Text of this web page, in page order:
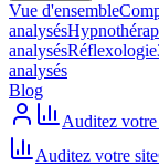
Vue d'ensemble
analysés
analysésRéflexologie
analysés
Blog
Auditez votre
Auditez votre site